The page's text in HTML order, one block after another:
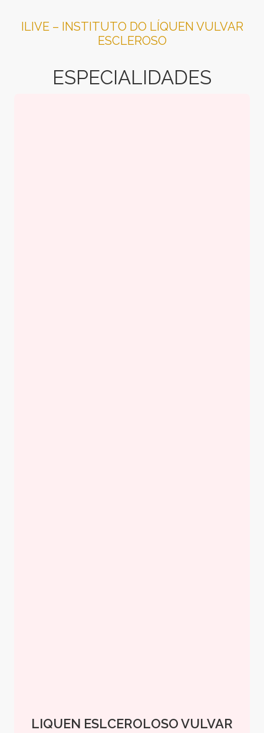
ILIVE – INSTITUTO DO LÍQUEN VULVAR
ESCLEROSO
ESPECIALIDADES
LIQUEN ESLCEROLOSO VULVAR